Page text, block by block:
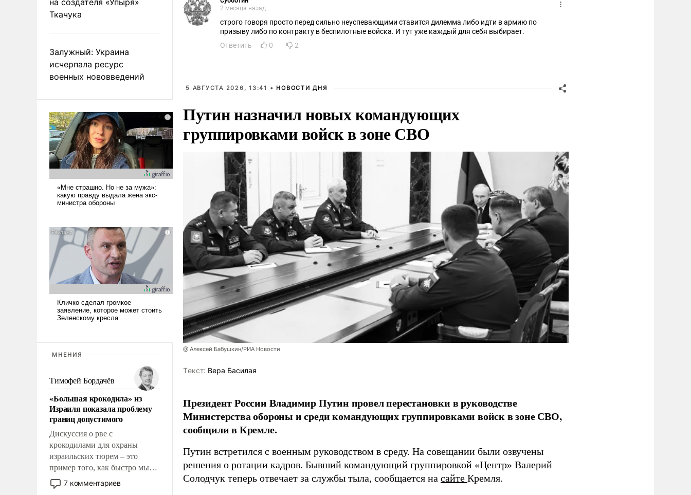
Ткачука
Залужный: Украина
исчерпала ресурс
военных нововведений
МНЕНИЯ
Тимофей Бордачёв
«Большая крокодила» из
Израиля показала проблему
границ допустимого
Дискуссия о рве с
крокодилами для охраны
израильских тюрем – это
пример того, как быстро мы
двигаемся по пути
революционных изменений.
7 комментариев
2 месяца назад
строго говоря просто перед сильно неуспевающими ставится дилемма либо идти в армию по
призыву либо по контракту в беспилотные войска. И тут уже каждый для себя выбирает.
Ответить
0 2
5 АВГУСТА 2026, 13:41 • НОВОСТИ ДНЯ
Путин назначил новых командующих
группировками войск в зоне СВО
@ Алексей Бабушкин/РИА Новости
Tекст: Вера Басилая
Президент России Владимир Путин провел перестановки в руководстве
Министерства обороны и среди командующих группировками войск в зоне СВО,
сообщили в Кремле.
Путин встретился с военным руководством в среду. На совещании были озвучены
решения о ротации кадров. Бывший командующий группировкой «Центр» Валерий
Солодчук теперь отвечает за службы тыла, сообщается на сайте Кремля.